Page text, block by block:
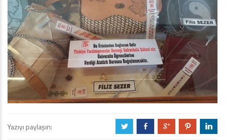
Yazıyı paylaşın: a b c d j